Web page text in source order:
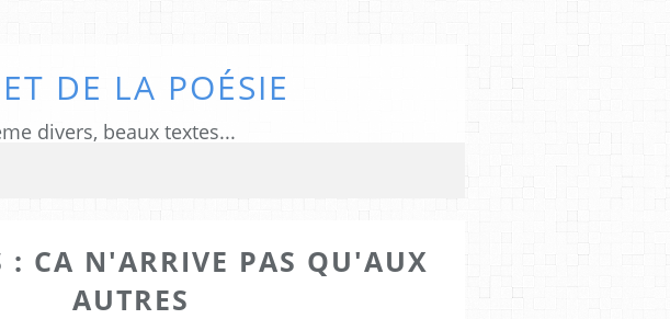
DE LA POÉSIE
divers, beaux textes...
: CA N'ARRIVE PAS QU'AUX
AUTRES